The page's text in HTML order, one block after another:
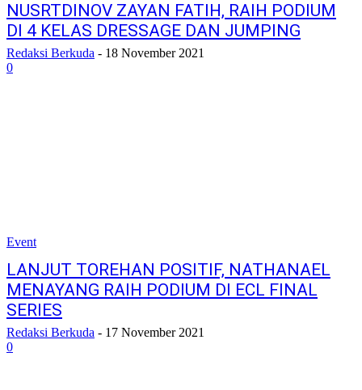
NUSRTDINOV ZAYAN FATIH, RAIH PODIUM
DI 4 KELAS DRESSAGE DAN JUMPING
Redaksi Berkuda - 18 November 2021
0
Event
LANJUT TOREHAN POSITIF, NATHANAEL
MENAYANG RAIH PODIUM DI ECL FINAL
SERIES
Redaksi Berkuda - 17 November 2021
0